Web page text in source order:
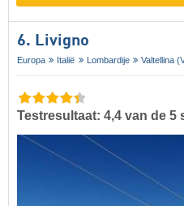
6. Livigno
Europa Italië Lombardije Valtellina
Testresultaat: 4,4 van de 5